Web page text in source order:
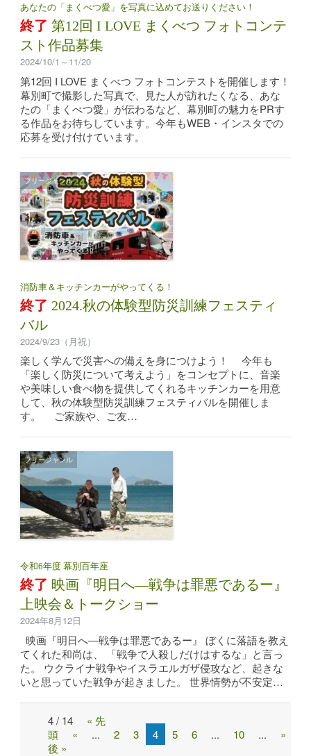
あなたの「まくべつ愛」を写真に込めてお送りください！
終了第12回 I LOVE まくべつ フォトコンテ
スト作品募集
2024/10/1～11/20
第12回 I LOVE まくべつ フォトコンテストを開催します！
幕別町で撮影した写真で、見た人が訪れたくなる、あな
たの「まくべつ愛」が伝わるなど、幕別町の魅力をPRす
る作品をお待ちしています。今年もWEB・インスタでの
応募を受け付けています。
フリージャンル
消防車＆キッチンカーがやってくる！
終了 2024.秋の体験型防災訓練フェスティ
バル
2024/9/23（月祝）
楽しく学んで災害への備えを身につけよう！ 今年も
「楽しく防災について考えよう」をコンセプトに、音楽
や美味しい食べ物を提供してくれるキッチンカーを用意
して、秋の体験型防災訓練フェスティバルを開催しま
す。 ご家族や、ご友…
フリージャンル
令和6年度 幕別百年座
終了 映画『明日へ―戦争は罪悪であるー』
上映会＆トークショー
2024年8月12日
映画『明日へ―戦争は罪悪であるー』 ぼくに落語を教え
てくれた和尚は、 「戦争で人殺しだけはするな」と言っ
た。 ウクライナ戦争やイスラエルガザ侵攻など、起きな
いと思っていた戦争が起きました。 世界情勢が不安定…
Post
navigation
4 / 14
« 先
頭
« ... 2 3 4 5 6 ... 10 ... »
後 »